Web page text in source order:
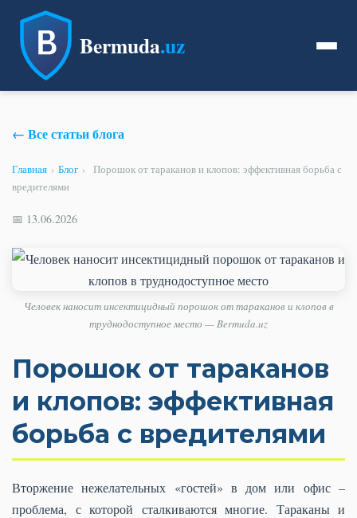
Bermuda.uz
← Все статьи блога
Главная › Блог ›
Порошок от тараканов и клопов: эффективная борьба с
вредителями
📅 13.06.2026
Человек наносит инсектицидный порошок от тараканов и клопов в
труднодоступное место — Bermuda.uz
Порошок от тараканов
и клопов: эффективная
борьба с вредителями
Вторжение нежелательных «гостей» в дом или офис –
проблема, с которой сталкиваются многие. Тараканы и